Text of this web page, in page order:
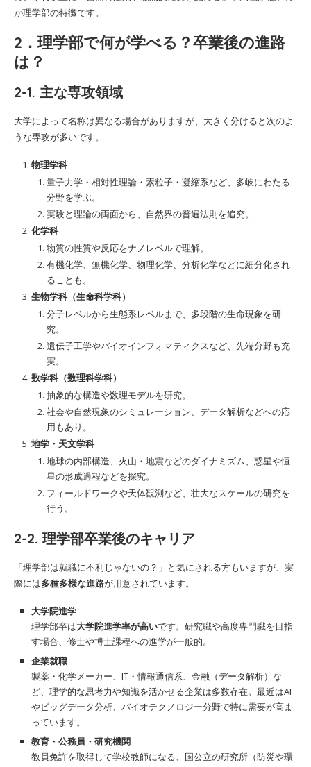
が理学部の特徴です。
2．理学部で何が学べる？卒業後の進路
は？
2-1. 主な専攻領域
大学によって名称は異なる場合がありますが、大きく分けると次のよ
うな専攻が多いです。
物理学科
量子力学・相対性理論・素粒子・凝縮系など、多岐にわたる
分野を学ぶ。
実験と理論の両面から、自然界の普遍法則を追究。
化学科
物質の性質や反応をナノレベルで理解。
有機化学、無機化学、物理化学、分析化学などに細分化され
ることも。
生物学科（生命科学科）
分子レベルから生態系レベルまで、多段階の生命現象を研
究。
遺伝子工学やバイオインフォマティクスなど、先端分野も充
実。
数学科（数理科学科）
抽象的な構造や数理モデルを研究。
社会や自然現象のシミュレーション、データ解析などへの応
用もあり。
地学・天文学科
地球の内部構造、火山・地震などのダイナミズム、惑星や恒
星の形成過程などを探究。
フィールドワークや天体観測など、壮大なスケールの研究を
行う。
2-2. 理学部卒業後のキャリア
「理学部は就職に不利じゃないの？」と気にされる方もいますが、実
際には多種多様な進路が用意されています。
大学院進学
理学部卒は大学院進学率が高いです。研究職や高度専門職を目指
す場合、修士や博士課程への進学が一般的。
企業就職
製薬・化学メーカー、IT・情報通信系、金融（データ解析）な
ど、理学的な思考力や知識を活かせる企業は多数存在。最近はAI
やビッグデータ分析、バイオテクノロジー分野で特に需要が高ま
っています。
教育・公務員・研究機関
教員免許を取得して学校教師になる、国公立の研究所（防災や環